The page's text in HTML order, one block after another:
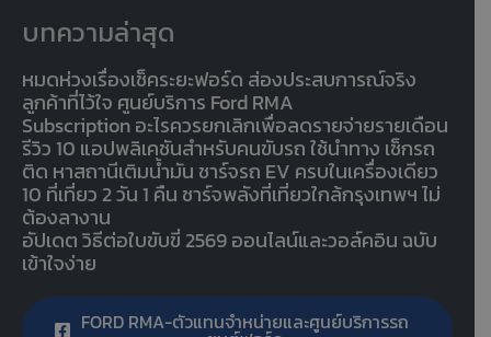
บทความล่าสุด
หมดห่วงเรื่องเช็คระยะฟอร์ด ส่องประสบการณ์จริง
ลูกค้าที่ไว้ใจ ศูนย์บริการ Ford RMA
Subscription อะไรควรยกเลิกเพื่อลดรายจ่ายรายเดือน
รีวิว 10 แอปพลิเคชันสำหรับคนขับรถ ใช้นำทาง เช็กรถ
ติด หาสถานีเติมน้ำมัน ชาร์จรถ EV ครบในเครื่องเดียว
10 ที่เที่ยว 2 วัน 1 คืน ชาร์จพลังที่เที่ยวใกล้กรุงเทพฯ ไม่
ต้องลางาน
อัปเดต วิธีต่อใบขับขี่ 2569 ออนไลน์และวอล์คอิน ฉบับ
เข้าใจง่าย
FORD RMA-ตัวแทนจำหน่ายและศูนย์บริการรถ